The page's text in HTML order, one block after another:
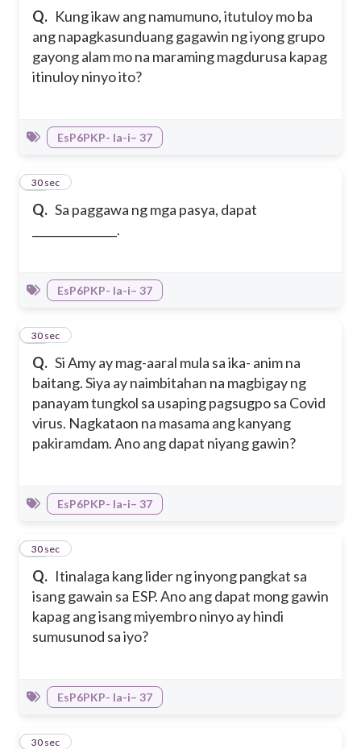
Q. Kung ikaw ang namumuno, itutuloy mo ba
ang napagkasunduang gagawin ng iyong grupo
gayong alam mo na maraming magdurusa kapag
itinuloy ninyo ito?
EsP6PKP- Ia-i– 37
Q. Sa paggawa ng mga pasya, dapat
_______________.
18
30 sec
EsP6PKP- Ia-i– 37
Q. Si Amy ay mag-aaral mula sa ika- anim na
baitang. Siya ay naimbitahan na magbigay ng
panayam tungkol sa usaping pagsugpo sa Covid
virus. Nagkataon na masama ang kanyang
pakiramdam. Ano ang dapat niyang gawin?
19
30 sec
EsP6PKP- Ia-i– 37
Q. Itinalaga kang lider ng inyong pangkat sa
isang gawain sa ESP. Ano ang dapat mong gawin
kapag ang isang miyembro ninyo ay hindi
sumusunod sa iyo?
20
30 sec
EsP6PKP- Ia-i– 37
21
30 sec